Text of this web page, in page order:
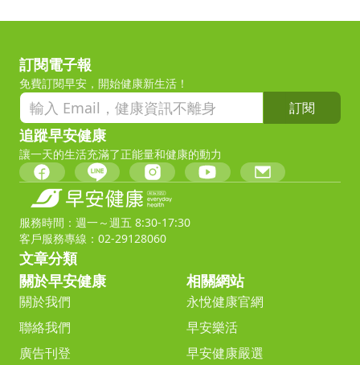
訂閱電子報
免費訂閱早安，開始健康新生活！
訂閱
追蹤早安健康
讓一天的生活充滿了正能量和健康的動力
服務時間：週一～週五 8:30-17:30
客戶服務專線：02-29128060
文章分類
關於早安健康
關於我們
聯絡我們
廣告刊登
相關網站
永悅健康官網
早安樂活
早安健康嚴選